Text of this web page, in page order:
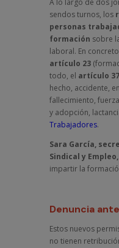
A lo largo de dos
sendos turnos, los
personas
formación sobre
laboral. En
artículo 23
todo, el artículo 37
hecho, accidente,
fallecimiento,
y adopción,
Trabajadores.
Sara García,
Sindical y Empleo,
impartir la
Denuncia
Estos nuevos
no tienen